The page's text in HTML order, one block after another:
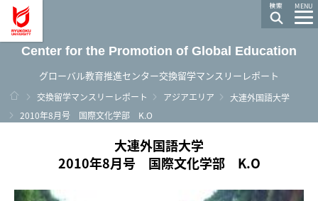
MENU
Center for the Promotion of Global Education
グローバル教育推進センター交換留学マンスリーレポート
ホーム
交換留学マンスリーレポート アジアエリア
大連外国語大学
2010年8月号 国際文化学部 K.O
大連外国語大学
2010年8月号 国際文化学部 K.O